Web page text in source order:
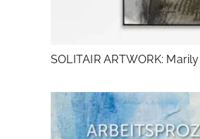
SOLITAIR ARTWORK: